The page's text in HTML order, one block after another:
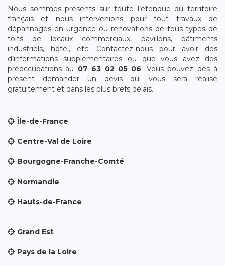
Nous sommes présents sur toute l’étendue du territoire
français et nous intervenions pour tout travaux de
dépannages en urgence ou rénovations de tous types de
toits de locaux commerciaux, pavillons, bâtiments
industriels, hôtel, etc. Contactez-nous pour avoir des
d’informations supplémentaires ou que vous avez des
préoccupations au 07 63 02 05 06. Vous pouvez dès à
présent demander un devis qui vous sera réalisé
gratuitement et dans les plus brefs délais.
Île-de-France
Centre-Val de Loire
Bourgogne-Franche-Comté
Normandie
Hauts-de-France
Grand Est
Pays de la Loire